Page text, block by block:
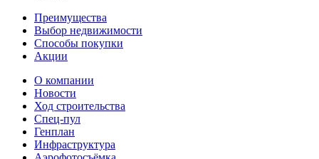
Преимущества
Выбор недвижимости
Способы покупки
Акции
О компании
Новости
Ход строительства
Спец-пул
Генплан
Инфраструктура